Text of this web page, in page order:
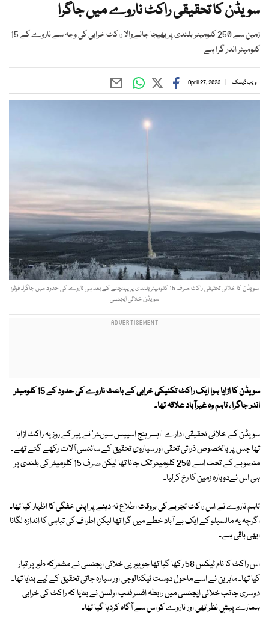
سویڈن کا تحقیقی راکٹ ناروے میں جاگرا
زمین سے 250 کلومیٹر بلندی پر بھیجا جانےوالا راکٹ خرابی کی وجہ سے ناروے کے 15
کلومیٹر اندر گرا ہے
ویب ڈیسک April 27, 2023
سویڈن کا خلائی تحقیقی راکٹ صرف 15 کلومیٹر بلندی پر پہنچنے کے بعد ہی ناروے کی حدود میں جاگرا۔ فوٹو:
سویڈن خلائی ایجنسی
سویڈن کا اڑایا ہوا ایک راکٹ تکنیکی خرابی کے باعث ناروے کی حدود کے 15 کلومیٹر
اندر جاگرا ، تاہم وہ غیرآباد علاقہ تھا۔
سویڈن کے خلائی تحقیقی ادارے 'ایسرینج اسپیس سیںٹر' نے پیر کے روز یہ راکٹ اڑایا
تھا جس پر بالخصوص ذراتی تحقی اور سیاروی تحقیق کے سائنسی آلات رکھے گئے تھے۔
منصوبے کے تحت اسے 250 کلومیٹر تک جانا تھا لیکن صرف 15 کلومیٹر کی بلندی پر
ہی اس نےدوبارہ زمین کا رخ کرلیا۔
تاہم ناروے نے اس راکٹ تجربے کی بروقت اطلاع نہ دینے پر اپنی خفگی کا اظہار کیا تھا۔
اگرچہ یہ مالسیلو کے ایک بے آباد خطے میں گرا تھا لیکن اطراف کی تباہی کا اندازہ لگانا
ابھی باقی ہے۔
اس راکٹ کا نام ٹیکس 58 رکھا گیا تھا جو یورپی خلائی ایجنسی نے مشترکہ طور پر تیار
کیا تھا۔ ماہرین نے اسے ماحول دوست ٹیکنالوجی اور سیارہ جاتی تحقیق کے لیے بنایا تھا۔
دوسری جانب خلائی ایجنسی میں رابطہ افسر فلپ اولسن نے بتایا کہ راکٹ کی خرابی
ہمارے پیشِ نظر تھی اور ناروے کو اس سے آگاہ کردیا گیا تھا۔